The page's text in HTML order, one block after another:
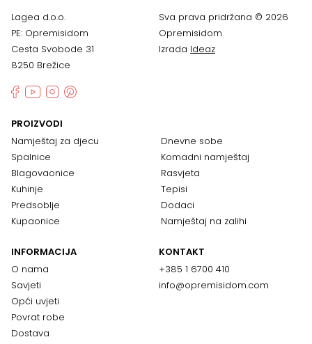
Lagea d.o.o.
PE: Opremisidom
Cesta Svobode 31
8250 Brežice
Sva prava pridržana © 2026
Opremisidom
Izrada Ideaz
PROIZVODI
Namještaj za djecu
Spalnice
Blagovaonice
Kuhinje
Predsoblje
Kupaonice
Dnevne sobe
Komadni namještaj
Rasvjeta
Tepisi
Dodaci
Namještaj na zalihi
INFORMACIJA
O nama
Savjeti
Opći uvjeti
Povrat robe
Dostava
KONTAKT
+385 1 6700 410
info@opremisidom.com